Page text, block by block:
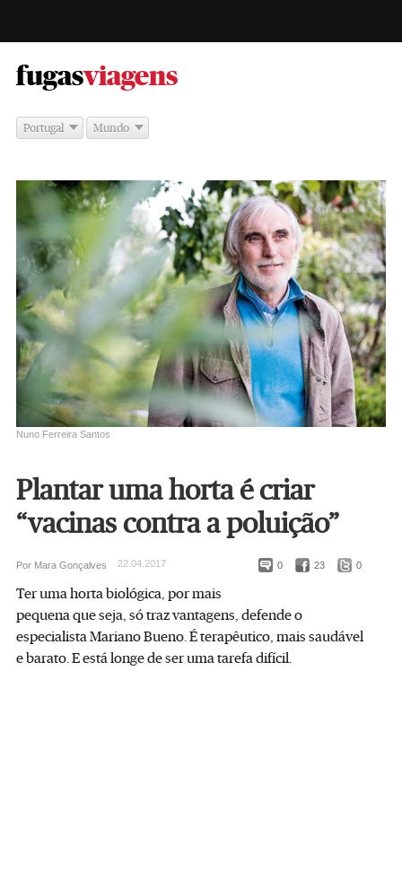
fugas -
viagens
Portugal Mundo
Nuno Ferreira Santos
Plantar uma horta é criar
“vacinas contra a poluição”
0 23 0
Por Mara Gonçalves 22.04.2017
Ter uma horta biológica, por mais
pequena que seja, só traz vantagens, defende o
especialista Mariano Bueno. É terapêutico, mais saudável
e barato. E está longe de ser uma tarefa difícil.